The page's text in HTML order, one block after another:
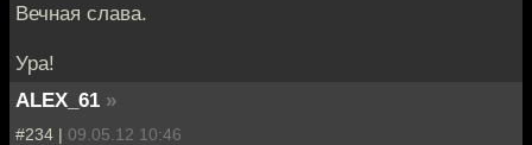
Вечная слава.
Ура!
ALEX_61 »
#234 | 09.05.12 10:46